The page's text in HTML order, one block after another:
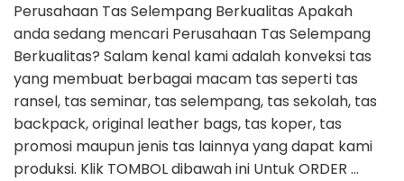
Perusahaan Tas Selempang Berkualitas Apakah
anda sedang mencari Perusahaan Tas Selempang
Berkualitas? Salam kenal kami adalah konveksi tas
yang membuat berbagai macam tas seperti tas
ransel, tas seminar, tas selempang, tas sekolah, tas
backpack, original leather bags, tas koper, tas
promosi maupun jenis tas lainnya yang dapat kami
produksi. Klik TOMBOL dibawah ini Untuk ORDER …